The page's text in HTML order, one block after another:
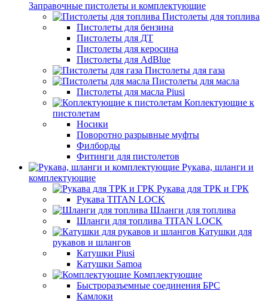
Заправочные пистолеты и комплектующие
Пистолеты для топлива
Пистолеты для бензина
Пистолеты для ДТ
Пистолеты для керосина
Пистолеты для AdBlue
Пистолеты для газа
Пистолеты для масла
Пистолеты для масла Piusi
Коплектующие к
пистолетам
Носики
Поворотно разрывные муфты
Филборды
Фитинги для пистолетов
Рукава, шланги и
комплектующие
Рукава для ТРК и ГРК
Рукава TITAN LOCK
Шланги для топлива
Шланги для топлива TITAN LOCK
Катушки для
рукавов и шлангов
Катушки Piusi
Катушки Samoa
Комплектующие
Быстроразъемные соединения БРС
Камлоки